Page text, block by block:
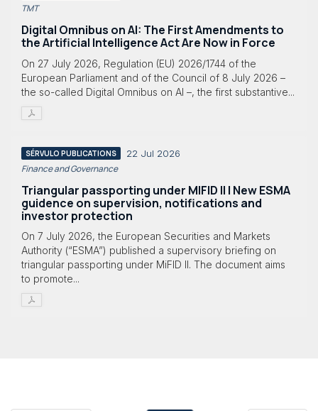
TMT
Digital Omnibus on AI: The First Amendments to
the Artificial Intelligence Act Are Now in Force
On 27 July 2026, Regulation (EU) 2026/1744 of the
European Parliament and of the Council of 8 July 2026 –
the so-called Digital Omnibus on AI –, the first substantive...
SÉRVULO PUBLICATIONS 22 Jul 2026
Finance and Governance
Triangular passporting under MIFID II | New ESMA
guidence on supervision, notifications and
investor protection
On 7 July 2026, the European Securities and Markets
Authority (“ESMA”) published a supervisory briefing on
triangular passporting under MiFID II. The document aims
to promote...